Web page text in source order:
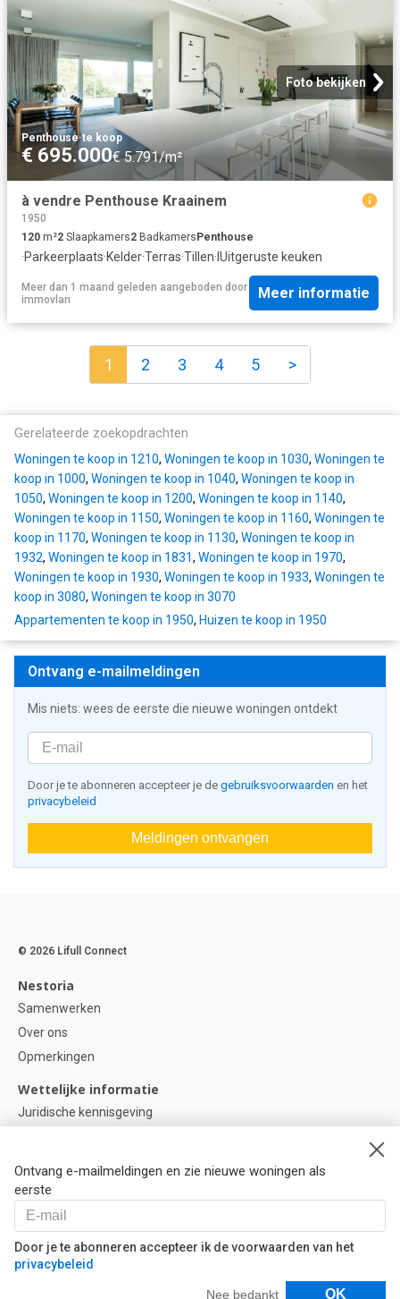
Foto bekijken
Penthouse·te koop
€ 695.000€ 5.791/m²
à vendre Penthouse Kraainem
1950
120 m²2 Slaapkamers2 BadkamersPenthouse
·Parkeerplaats·Kelder·Terras·Tillen· IUitgeruste keuken
Meer dan 1 maand geleden aangeboden door
immovlan
Meer informatie
1 2 3 4 5 >
Gerelateerde zoekopdrachten
Woningen te koop in 1210, Woningen te koop in 1030, Woningen te
koop in 1000, Woningen te koop in 1040, Woningen te koop in
1050, Woningen te koop in 1200, Woningen te koop in 1140,
Woningen te koop in 1150, Woningen te koop in 1160, Woningen te
koop in 1170, Woningen te koop in 1130, Woningen te koop in
1932, Woningen te koop in 1831, Woningen te koop in 1970,
Woningen te koop in 1930, Woningen te koop in 1933, Woningen te
koop in 3080, Woningen te koop in 3070
Appartementen te koop in 1950, Huizen te koop in 1950
Ontvang e-mailmeldingen
Mis niets: wees de eerste die nieuwe woningen ontdekt
Door je te abonneren accepteer je de gebruiksvoorwaarden en het
privacybeleid
Meldingen ontvangen
Ontvang e-mailmeldingen en zie nieuwe woningen als
eerste
Door je te abonneren accepteer ik de voorwaarden van het
privacybeleid
Nee bedankt OK
Filters
© 2026 Lifull Connect
Nestoria
Samenwerken
Over ons
Opmerkingen
Wettelijke informatie
Juridische kennisgeving
Cookie instellingen
Help
Vragen
Onze partners